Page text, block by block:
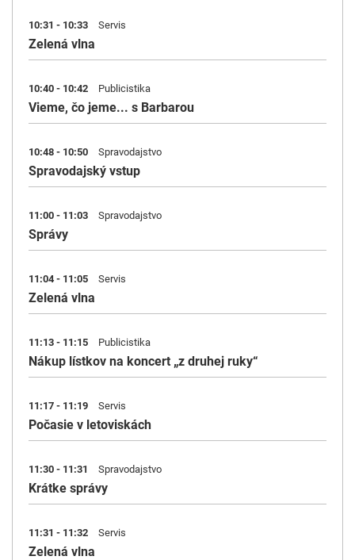
10:31 - 10:33 Servis
Zelená vlna
10:40 - 10:42 Publicistika
Vieme, čo jeme... s Barbarou
10:48 - 10:50 Spravodajstvo
Spravodajský vstup
11:00 - 11:03 Spravodajstvo
Správy
11:04 - 11:05 Servis
Zelená vlna
11:13 - 11:15 Publicistika
Nákup lístkov na koncert „z druhej ruky“
11:17 - 11:19 Servis
Počasie v letoviskách
11:30 - 11:31 Spravodajstvo
Krátke správy
11:31 - 11:32 Servis
Zelená vlna